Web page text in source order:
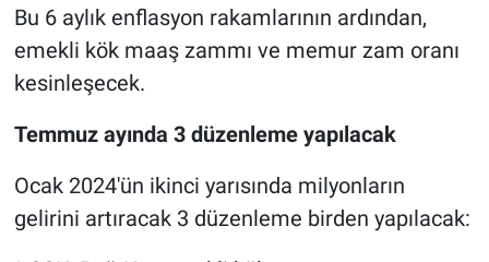
Bu 6 aylık enflasyon rakamlarının ardından,
emekli kök maaş zammı ve memur zam oranı
kesinleşecek.
Temmuz ayında 3 düzenleme yapılacak
Ocak 2024'ün ikinci yarısında milyonların
gelirini artıracak 3 düzenleme birden yapılacak: